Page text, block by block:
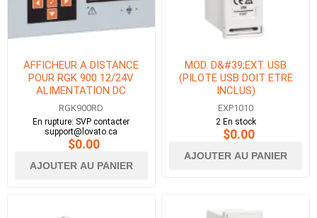
AFFICHEUR A DISTANCE
POUR RGK 900 12/24V
ALIMENTATION DC
RGK900RD
En rupture: SVP contacter
support@lovato.ca
$0.00
AJOUTER AU PANIER
MOD. D&#39;EXT. USB
(PILOTE USB DOIT ETRE
INCLUS)
EXP1010
2 En stock
$0.00
AJOUTER AU PANIER